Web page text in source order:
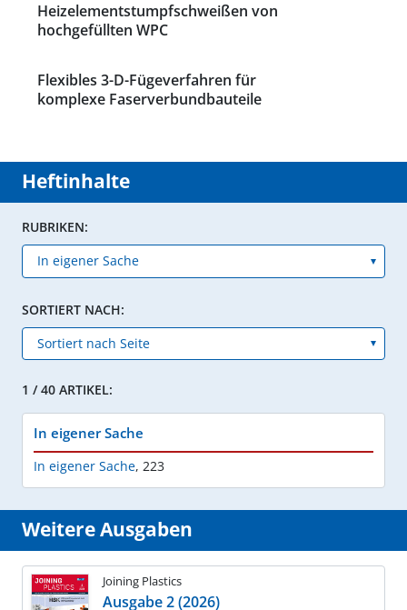
Heizelementstumpfschweißen von
hochgefüllten WPC
Flexibles 3-D-Fügeverfahren für
komplexe Faserverbundbauteile
Heftinhalte
RUBRIKEN:
SORTIERT NACH:
1 / 40 ARTIKEL:
In eigener Sache
In eigener Sache, 223
Weitere Ausgaben
Joining Plastics
Ausgabe 2 (2026)